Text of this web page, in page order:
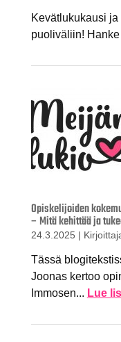
Kevätlukukausi
puoliväliin! Hanke
Opiskelijoiden
– Mitä kehittää ja
24.3.2025 |
Tässä
Joonas kertoo
Immosen... Lue